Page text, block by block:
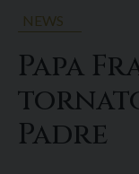
NEWS
Papa
Padre